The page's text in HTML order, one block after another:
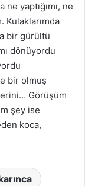
yaptığımı, ne
Kulaklarımda
bir gürültü
dönüyordu
bir olmuş
Görüşüm
şey ise
koca,